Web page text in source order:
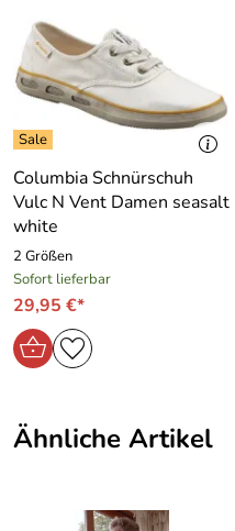
Hersteller: Scoretex
Ottensoos,
Columbia Schnürschuh
Vulc N Vent Damen seasalt
white
2 Größen
Sofort lieferbar
29,95 €*
Ähnliche Artikel